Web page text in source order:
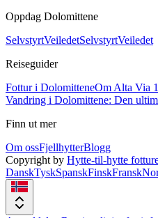
Oppdag Dolomittene
SelvstyrtVeiledetSelvstyrtVeiledet
Reiseguider
Fottur i DolomitteneOm Alta Via 1
Vandring i Dolomittene: Den
Finn ut mer
Om ossFjellhytterBlogg
Copyright by Hytte-til-hytte
DanskTyskSpanskFinskFransk